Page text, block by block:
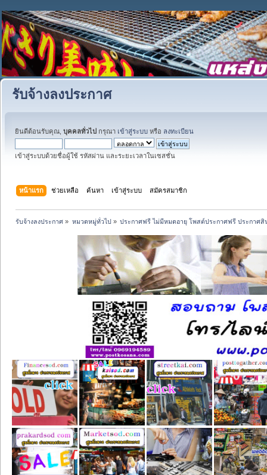
รับจ้างลงประกาศ
ยินดีต้อนรับคุณ, บุคคลทั่วไป กรุณา เข้าสู่ระบบ หรือ ลงทะเบียน
เข้าสู่ระบบด้วยชื่อผู้ใช้ รหัสผ่าน และระยะเวลาในเซสชั่น
หน้าแรก ช่วยเหลือ ค้นหา เข้าสู่ระบบ สมัครสมาชิก
รับจ้างลงประกาศ » หมวดหมู่ทั่วไป» ประกาศฟรี ไม่มีหมดอายุ โพสต์ประกาศฟรี ประกาศ